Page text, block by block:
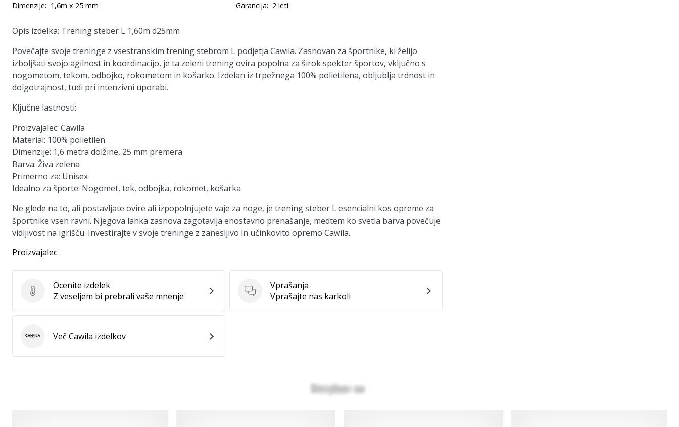
Dimenzije: 1,6m x 25 mm Garancija: 2 leti
Opis izdelka: Trening steber L 1,60m d25mm
Povečajte svoje treninge z vsestranskim trening stebrom L podjetja Cawila. Zasnovan za športnike, ki želijo
izboljšati svojo agilnost in koordinacijo, je ta zeleni trening ovira popolna za širok spekter športov, vključno s
nogometom, tekom, odbojko, rokometom in košarko. Izdelan iz trpežnega 100% polietilena, obljublja trdnost in
dolgotrajnost, tudi pri intenzivni uporabi.
Ključne lastnosti:
Proizvajalec: Cawila
Material: 100% polietilen
Dimenzije: 1,6 metra dolžine, 25 mm premera
Barva: Živa zelena
Primerno za: Unisex
Idealno za športe: Nogomet, tek, odbojka, rokomet, košarka
Ne glede na to, ali postavljate ovire ali izpopolnjujete vaje za noge, je trening steber L esencialni kos opreme za
športnike vseh ravni. Njegova lahka zasnova zagotavlja enostavno prenašanje, medtem ko svetla barva povečuje
vidljivost na igrišču. Investirajte v svoje treninge z zanesljivo in učinkovito opremo Cawila.
Proizvajalec
Ocenite izdelek
Ocenite izdelek
Z veseljem bi prebrali vaše mnenje
Vprašanja
Vprašanja
Vprašajte nas karkoli
CawilaVeč Cawila izdelkov